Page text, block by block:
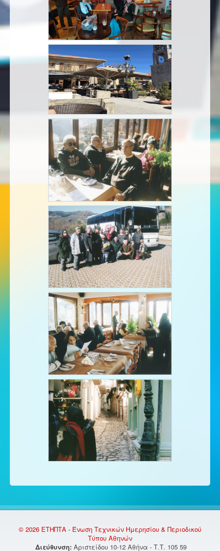
© 2026 ΕΤΗΠΤΑ - Ένωση Τεχνικών Ημερησίου & Περιοδικού
Τύπου Αθηνών
Διεύθυνση: Αριστείδου 10-12 Αθήνα - Τ.Τ. 105 59